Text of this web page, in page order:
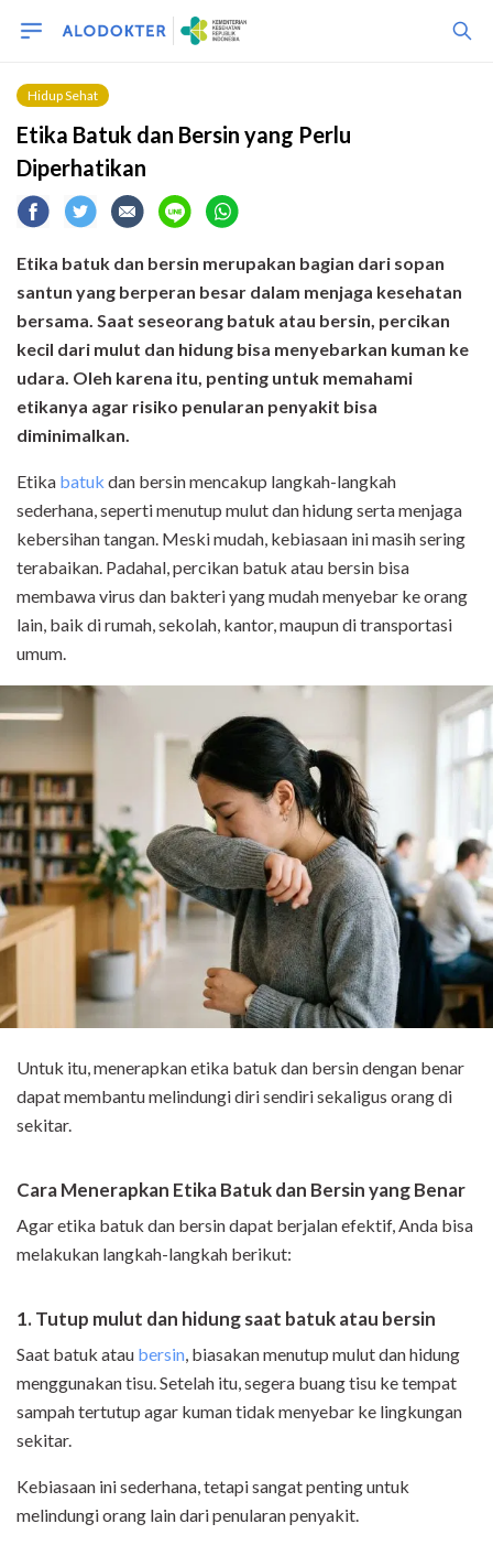
Hidup Sehat
Etika Batuk dan Bersin yang Perlu
Diperhatikan
Etika batuk dan bersin merupakan bagian dari sopan
santun yang berperan besar dalam menjaga kesehatan
bersama. Saat seseorang batuk atau bersin, percikan
kecil dari mulut dan hidung bisa menyebarkan kuman ke
udara. Oleh karena itu, penting untuk memahami
etikanya agar risiko penularan penyakit bisa
diminimalkan.
Etika batuk dan bersin mencakup langkah-langkah
sederhana, seperti menutup mulut dan hidung serta menjaga
kebersihan tangan. Meski mudah, kebiasaan ini masih sering
terabaikan. Padahal, percikan batuk atau bersin bisa
membawa virus dan bakteri yang mudah menyebar ke orang
lain, baik di rumah, sekolah, kantor, maupun di transportasi
umum.
Untuk itu, menerapkan etika batuk dan bersin dengan benar
dapat membantu melindungi diri sendiri sekaligus orang di
sekitar.
Cara Menerapkan Etika Batuk dan Bersin yang Benar
Agar etika batuk dan bersin dapat berjalan efektif, Anda bisa
melakukan langkah-langkah berikut:
1. Tutup mulut dan hidung saat batuk atau bersin
Saat batuk atau bersin, biasakan menutup mulut dan hidung
menggunakan tisu. Setelah itu, segera buang tisu ke tempat
sampah tertutup agar kuman tidak menyebar ke lingkungan
sekitar.
Kebiasaan ini sederhana, tetapi sangat penting untuk
melindungi orang lain dari penularan penyakit.